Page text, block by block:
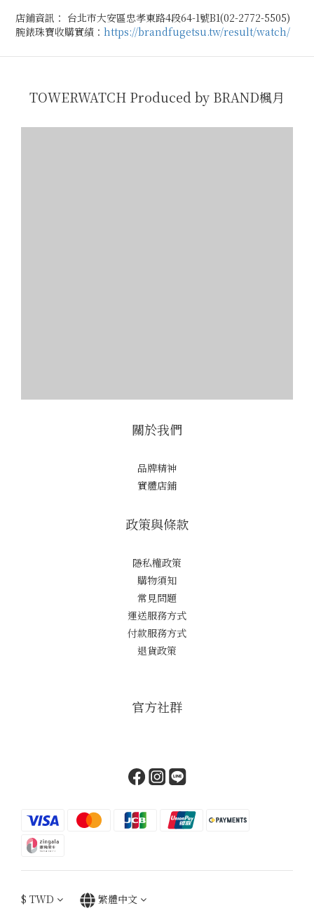
店鋪資訊： 台北市大安區忠孝東路4段64-1號B1(02-2772-5505)
腕錶珠寶收購實績： https://brandfugetsu.tw/result/watch/
TOWERWATCH Produced by BRAND楓月
關於我們
品牌精神
實體店鋪
政策與條款
隱私權政策
購物須知
常見問題
運送服務方式
付款服務方式
退貨政策
官方社群
$ TWD 繁體中文